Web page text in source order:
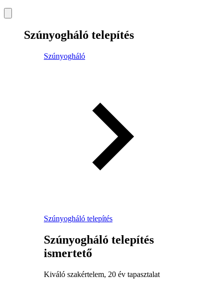
Szúnyogháló telepítés
Szúnyogháló
Szúnyogháló telepítés
Szúnyogháló telepítés
ismertető
Kiváló szakértelem, 20 év tapasztalat